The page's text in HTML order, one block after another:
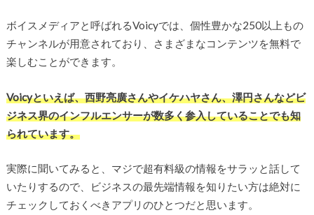
ボイスメディアと呼ばれるVoicyでは、個性豊かな250以上もの
チャンネルが用意されており、さまざまなコンテンツを無料で
楽しむことができます。
Voicyといえば、西野亮廣さんやイケハヤさん、澤円さんなどビ
ジネス界のインフルエンサーが数多く参入していることでも知
られています。
実際に聞いてみると、マジで超有料級の情報をサラッと話して
いたりするので、ビジネスの最先端情報を知りたい方は絶対に
チェックしておくべきアプリのひとつだと思います。